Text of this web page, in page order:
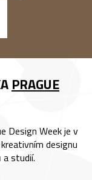
PRAGUE
Design Week je v
designu
studií.